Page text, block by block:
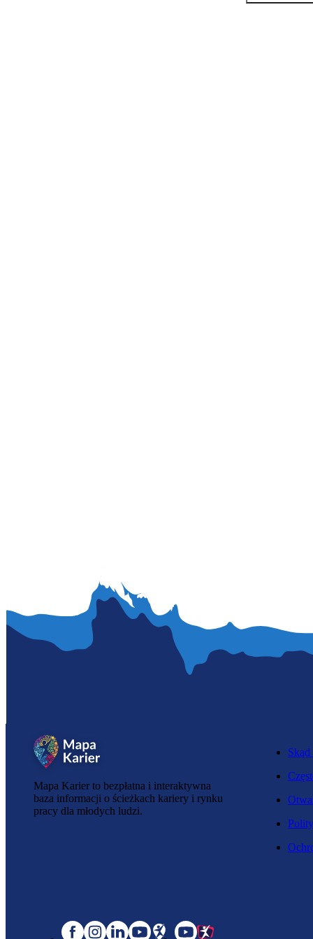
Mapa Karier to bezpłatna i interaktywna
baza informacji o ścieżkach kariery i rynku
pracy dla młodych ludzi.